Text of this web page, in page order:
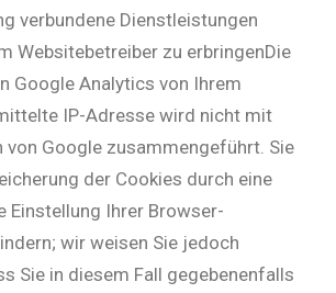
verbundene Dienstleistungen
Websitebetreiber zu erbringenDie
Google Analytics von Ihrem
IP-Adresse wird nicht mit
von Google zusammengeführt. Sie
der Cookies durch eine
Einstellung Ihrer Browser-
wir weisen Sie jedoch
Sie in diesem Fall gegebenenfalls